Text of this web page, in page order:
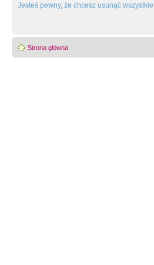
Jesteś pewny, że chcesz usunąć
Strona główna